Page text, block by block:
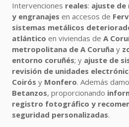
Intervenciones reales: ajuste de
y engranajes en accesos de
sistemas metálicos
atlántico en viviendas de A
metropolitana de A Coruña y
entorno coruñés; y ajuste de
revisión de unidades
Coirós y Monfero. Además
Betanzos, proporcionando
registro fotográfico y
seguridad personalizadas.